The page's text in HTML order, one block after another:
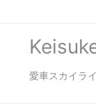
愛車スカイラ